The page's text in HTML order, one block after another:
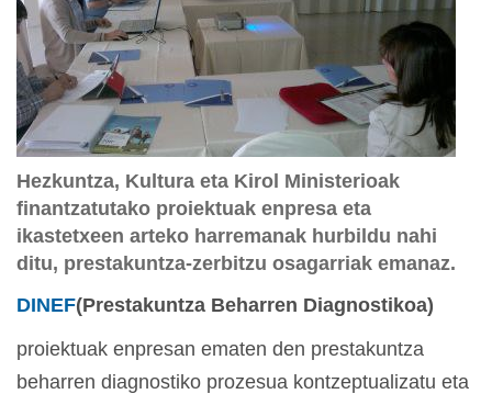
Hezkuntza, Kultura eta Kirol Ministerioak
finantzatutako proiektuak enpresa eta
ikastetxeen arteko harremanak hurbildu nahi
ditu, prestakuntza-zerbitzu osagarriak emanaz.
DINEF(Prestakuntza Beharren Diagnostikoa)
proiektuak enpresan ematen den prestakuntza
beharren diagnostiko prozesua kontzeptualizatu eta